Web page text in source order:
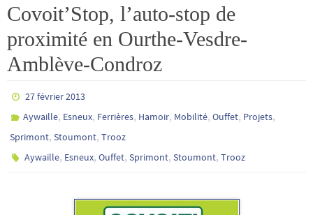
Covoit’Stop, l’auto-stop de
proximité en Ourthe-Vesdre-
Amblève-Condroz
27 février 2013
Aywaille, Esneux, Ferrières, Hamoir, Mobilité,Ouffet, Projets,
Sprimont, Stoumont, Trooz
Aywaille, Esneux,Ouffet,Sprimont,Stoumont,Trooz